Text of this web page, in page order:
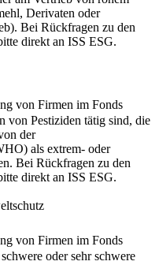
Derivaten oder
Bei Rückfragen zu den
direkt an ISS ESG.
von Firmen im Fonds
von Pestiziden tätig sind, die
der
als extrem- oder
Bei Rückfragen zu den
direkt an ISS ESG.
von Firmen im Fonds
oder sehr schwere